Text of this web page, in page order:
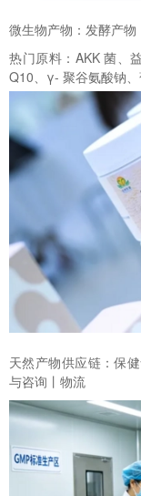
微生物产物：发酵产
热门原料：AKK 菌、
Q10、γ- 聚谷氨酸钠
天然产物供应链：保
与咨询丨物流